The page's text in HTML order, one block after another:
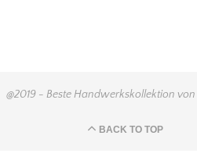
@2019 - Beste Handwerkskollektion von
BACK TO TOP